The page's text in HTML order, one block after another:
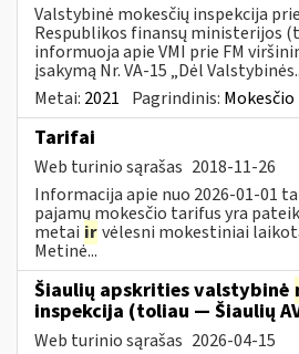
Valstybinė mokesčių inspekcija
Respublikos finansų ministerijos
informuoja apie VMI prie FM
įsakymą Nr. VA-15 „Dėl
Metai: 2021 Pagrindinis:
Tarifai
Web turinio sąrašas 2018-11-26
Informacija apie nuo 2026-01-01
pajamų mokesčio tarifus yra
metai irvėlesni mokestiniai
Metinė...
Šiaulių apskrities valstybinė
inspekcija (toliau — Šiaulių
Web turinio sąrašas 2026-04-15